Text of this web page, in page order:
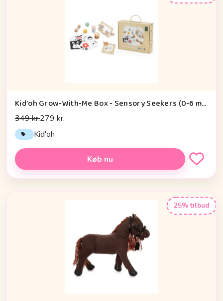
Kid'oh Grow-With-Me Box - Sensory Seekers (0-6 mdr.)
349 kr.279 kr.
Kid'oh
Køb nu
25% tilbud